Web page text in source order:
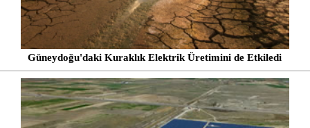
Güneydoğu'daki Kuraklık Elektrik Üretimini de Etkiledi